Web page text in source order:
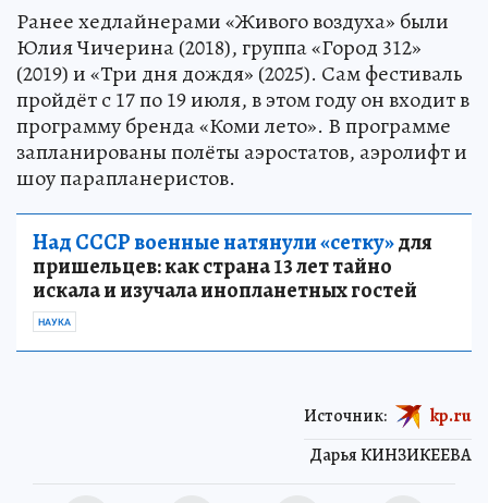
Ранее хедлайнерами «Живого воздуха» были
Юлия Чичерина (2018), группа «Город 312»
(2019) и «Три дня дождя» (2025). Сам фестиваль
пройдёт с 17 по 19 июля, в этом году он входит в
программу бренда «Коми лето». В программе
запланированы полёты аэростатов, аэролифт и
шоу парапланеристов.
Над СССР военные натянули «сетку»для
пришельцев: как страна 13 лет тайно
искала и изучала инопланетных гостей
НАУКА
Дарья КИНЗИКЕЕВА
Источник: kp.ru